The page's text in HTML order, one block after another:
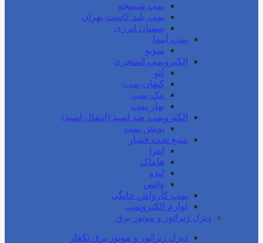
پمپ شیمجه
پمپ بلند کاست تهران
سمنان انرژی
پمپ آبنما
سوبو
الکتروپمپ استخری
لئو
کیهان پمپ
مک پمپ
بهار پمپ
الکتروپمپ ضد اسید (انتقال اسید)
پویش پمپ
منبع تحت فشار
امرا
هاماک
لیدو
واتس
پمپ کارواش خانگی
لوازم الکتروپمپ
دیزل ژنراتور و موتور برق
دیزل ژنراتور و موتور برق تکفاز